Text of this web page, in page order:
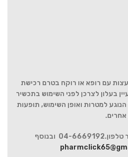
עם רופא או רוקח בטרם רכישת
בעלון לצרכן לפני השימוש בתכשיר
למטרות ואופן השימוש, תופעות
אחרים.
להתייעצות עם רוקח פנה למספר טלפון.04-6669192 ובנוסף